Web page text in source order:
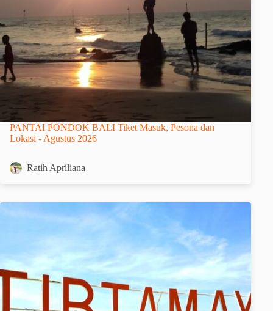
PANTAI PONDOK BALI Tiket Masuk, Pesona dan
Lokasi - Agustus 2026
Ratih Apriliana